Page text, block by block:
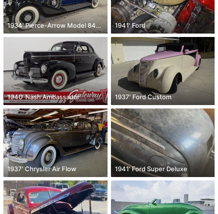
1934' Pierce-Arrow Model 840A 1941' Ford
1940' Nash Ambassador 1937' Ford Custom
1937' Chrysler Air Flow 1941' Ford Super Deluxe